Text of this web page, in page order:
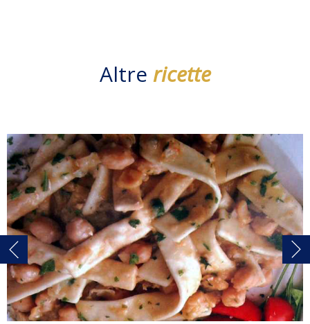
Altre ricette